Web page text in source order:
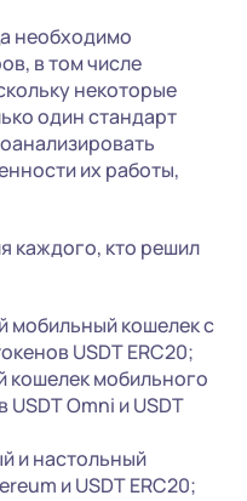
необходимо
в том числе
некоторые
один стандарт
их работы,
каждого, кто решил
мобильный кошелек с
USDT ERC20;
кошелек мобильного
Omni и USDT
и настольный
и USDT ERC20;